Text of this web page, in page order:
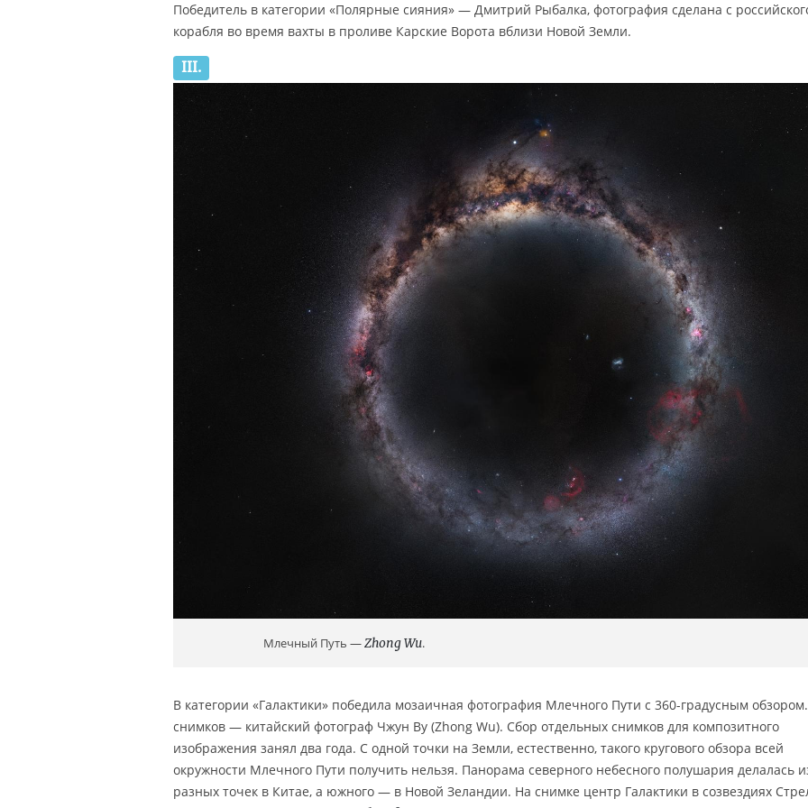
Победитель в категории «Полярные сияния» — Дмитрий Рыбалка, фотография сделана с
корабля во время вахты в проливе Карские Ворота вблизи Новой Земли.
III.
Млечный Путь —Zhong Wu.
В категории «Галактики» победила мозаичная фотография Млечного Пути с 360-градусным
снимков — китайский фотограф Чжун Ву (Zhong Wu). Сбор отдельных снимков для композитного
изображения занял два года. С одной точки на Земли, естественно, такого кругового обзора всей
окружности Млечного Пути получить нельзя. Панорама северного небесного полушария делалась
разных точек в Китае, а южного — в Новой Зеландии. На снимке центр Галактики в созвездиях